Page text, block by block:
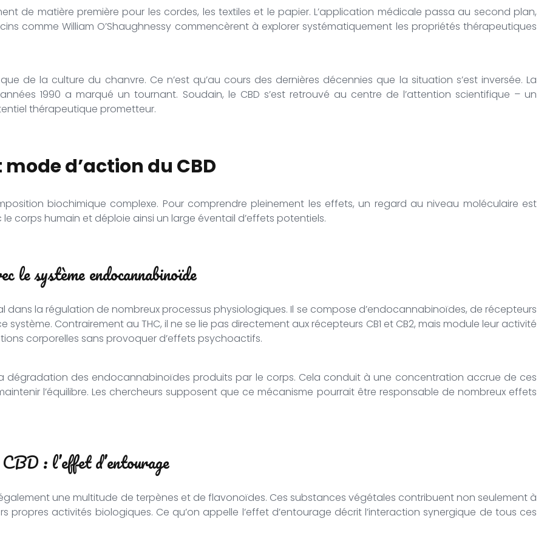
de matière première pour les cordes, les textiles et le papier. L’application médicale passa au second plan,
comme William O’Shaughnessy commencèrent à explorer systématiquement les propriétés thérapeutiques
de la culture du chanvre. Ce n’est qu’au cours des dernières décennies que la situation s’est inversée. La
1990 a marqué un tournant. Soudain, le CBD s’est retrouvé au centre de l’attention scientifique – un
thérapeutique prometteur.
d’action du CBD
biochimique complexe. Pour comprendre pleinement les effets, un regard au niveau moléculaire est
corps humain et déploie ainsi un large éventail d’effets potentiels.
système endocannabinoïde
dans la régulation de nombreux processus physiologiques. Il se compose d’endocannabinoïdes, de récepteurs
système. Contrairement au THC, il ne se lie pas directement aux récepteurs CB1 et CB2, mais module leur activité
corporelles sans provoquer d’effets psychoactifs.
dégradation des endocannabinoïdes produits par le corps. Cela conduit à une concentration accrue de ces
l’équilibre. Les chercheurs supposent que ce mécanisme pourrait être responsable de nombreux effets
: l’effet d’entourage
une multitude de terpènes et de flavonoïdes. Ces substances végétales contribuent non seulement à
propres activités biologiques. Ce qu’on appelle l’effet d’entourage décrit l’interaction synergique de tous ces